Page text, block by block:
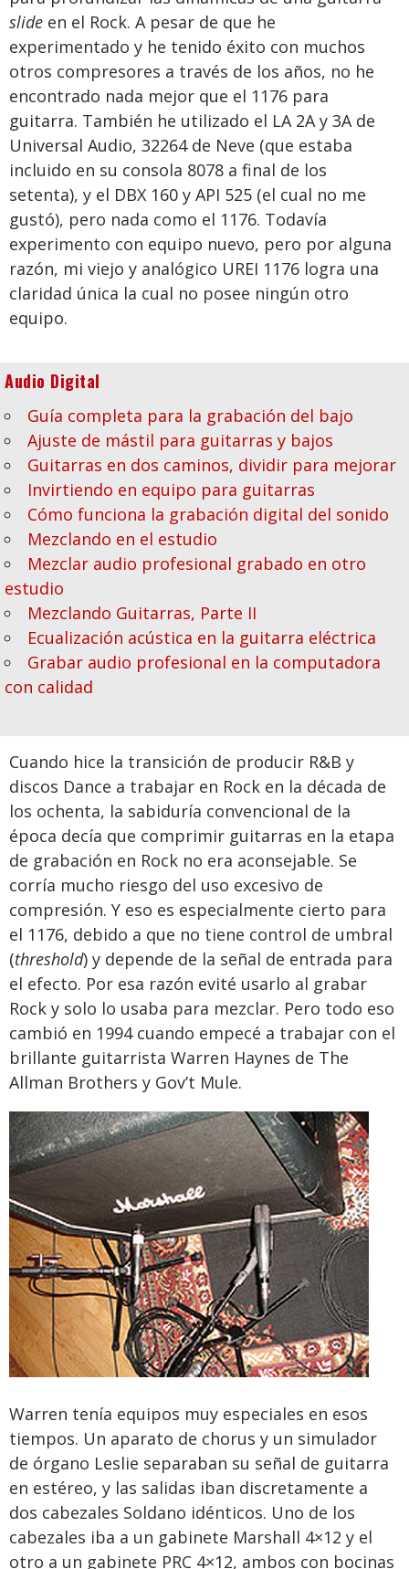
slide en el Rock. A pesar de que he
experimentado y he tenido éxito con muchos
otros compresores a través de los años, no he
encontrado nada mejor que el 1176 para
guitarra. También he utilizado el LA 2A y 3A de
Universal Audio, 32264 de Neve (que estaba
incluido en su consola 8078 a final de los
setenta), y el DBX 160 y API 525 (el cual no me
gustó), pero nada como el 1176. Todavía
experimento con equipo nuevo, pero por alguna
razón, mi viejo y analógico UREI 1176 logra una
claridad única la cual no posee ningún otro
equipo.
Audio Digital
Guía completa para la grabación del bajo
Ajuste de mástil para guitarras y bajos
Guitarras en dos caminos, dividir para mejorar
Invirtiendo en equipo para guitarras
Cómo funciona la grabación digital del sonido
Mezclando en el estudio
Mezclar audio profesional grabado en otro
estudio
Mezclando Guitarras, Parte II
Ecualización acústica en la guitarra eléctrica
Grabar audio profesional en la computadora
con calidad
Cuando hice la transición de producir R&B y
discos Dance a trabajar en Rock en la década de
los ochenta, la sabiduría convencional de la
época decía que comprimir guitarras en la etapa
de grabación en Rock no era aconsejable. Se
corría mucho riesgo del uso excesivo de
compresión. Y eso es especialmente cierto para
el 1176, debido a que no tiene control de umbral
(threshold) y depende de la señal de entrada para
el efecto. Por esa razón evité usarlo al grabar
Rock y solo lo usaba para mezclar. Pero todo eso
cambió en 1994 cuando empecé a trabajar con el
brillante guitarrista Warren Haynes de The
Allman Brothers y Gov’t Mule.
Warren tenía equipos muy especiales en esos
tiempos. Un aparato de chorus y un simulador
de órgano Leslie separaban su señal de guitarra
en estéreo, y las salidas iban discretamente a
dos cabezales Soldano idénticos. Uno de los
cabezales iba a un gabinete Marshall 4×12 y el
otro a un gabinete PRC 4×12, ambos con bocinas